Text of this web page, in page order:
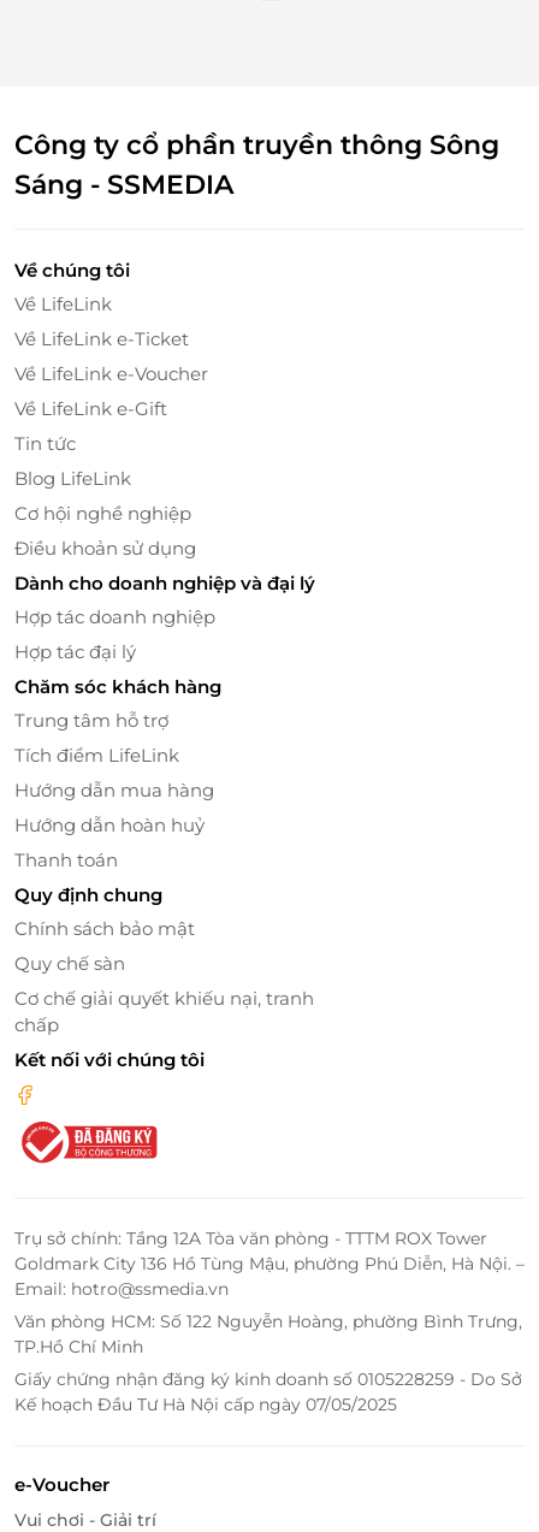
Công ty cổ phần truyền thông Sông
Sáng - SSMEDIA
Về chúng tôi
Về LifeLink
Về LifeLink e-Ticket
Về LifeLink e-Voucher
Về LifeLink e-Gift
Tin tức
Blog LifeLink
Cơ hội nghề nghiệp
Điều khoản sử dụng
Dành cho doanh nghiệp và đại lý
Hợp tác doanh nghiệp
Hợp tác đại lý
Chăm sóc khách hàng
Trung tâm hỗ trợ
Tích điểm LifeLink
Hướng dẫn mua hàng
Hướng dẫn hoàn huỷ
Thanh toán
Quy định chung
Chính sách bảo mật
Quy chế sàn
Cơ chế giải quyết khiếu nại, tranh
chấp
Kết nối với chúng tôi
Trụ sở chính: Tầng 12A Tòa văn phòng - TTTM ROX Tower
Goldmark City 136 Hồ Tùng Mậu, phường Phú Diễn, Hà Nội. –
Email: hotro@ssmedia.vn
Văn phòng HCM: Số 122 Nguyễn Hoàng, phường Bình Trưng,
TP.Hồ Chí Minh
Giấy chứng nhận đăng ký kinh doanh số 0105228259 - Do Sở
Kế hoạch Đầu Tư Hà Nội cấp ngày 07/05/2025
e-Voucher
Vui chơi - Giải trí